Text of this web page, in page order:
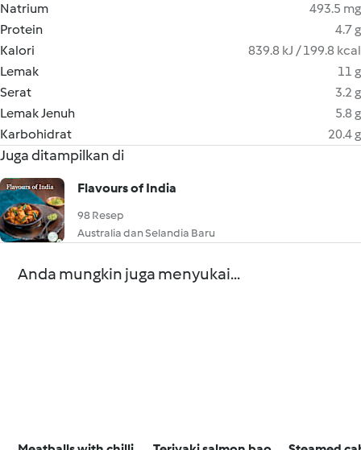
Natrium
493.5 mg
Protein
4.7 g
Kalori
839.8 kJ / 199.8 kcal
Lemak
11 g
Serat
3.2 g
Lemak Jenuh
5.8 g
Karbohidrat
20.4 g
Juga ditampilkan di
Flavours of India
98 Resep
Australia dan Selandia Baru
Anda mungkin juga menyukai...